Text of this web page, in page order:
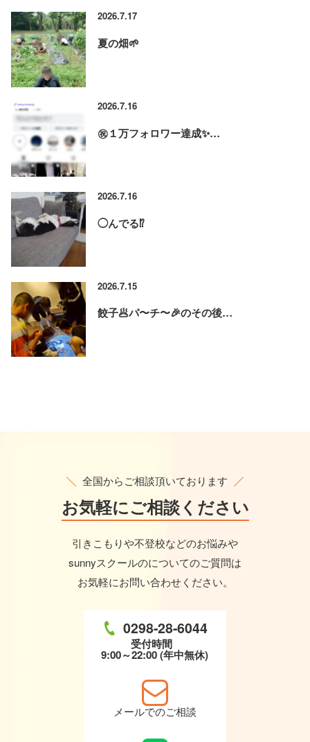
2026.7.17
夏の畑🌱
2026.7.16
㊗️１万フォロワー達成✨…
2026.7.16
◯んでる⁉️
2026.7.15
餃子🥟パ〜チ〜🎉のその後…
全国からご相談頂いております
お気軽にご相談ください
引きこもりや不登校などのお悩みや
sunnyスクールのについてのご質問は
お気軽にお問い合わせください。
0298-28-6044
受付時間
9:00～22:00 (年中無休)
メールでのご相談